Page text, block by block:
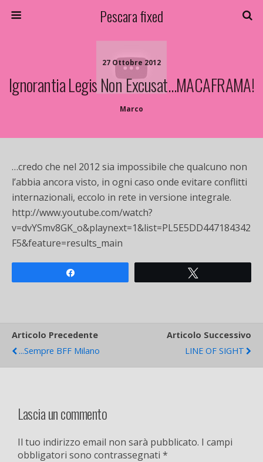
Pescara fixed
27 Ottobre 2012
Ignorantia Legis Non Excusat…MACAFRAMA!
Marco
…credo che nel 2012 sia impossibile che qualcuno non
l’abbia ancora visto, in ogni caso onde evitare conflitti
internazionali, eccolo in rete in versione integrale.
http://www.youtube.com/watch?
v=dvYSmv8GK_o&playnext=1&list=PL5E5DD447184342
F5&feature=results_main
Articolo Precedente
...sempre BFF Milano
Articolo Successivo
LINE OF SIGHT
Lascia un commento
Il tuo indirizzo email non sarà pubblicato. I campi
obbligatori sono contrassegnati *